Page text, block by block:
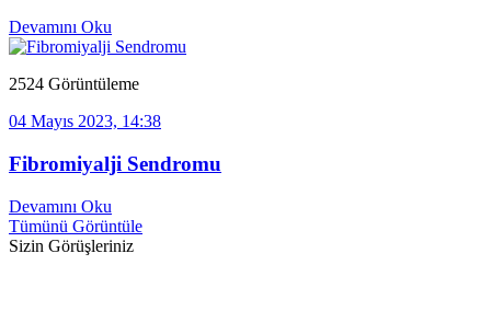
Devamını Oku
2524 Görüntüleme
04 Mayıs 2023, 14:38
Fibromiyalji Sendromu
Devamını Oku
Tümünü Görüntüle
Sizin Görüşleriniz